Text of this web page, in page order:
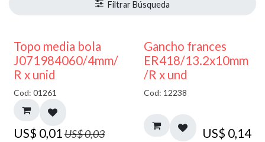
50% DESCUENTO
Topo media bola
J071984060/4mm/
R x unid
Cod: 01261
US$ 0,01US$0,03
AGOTADO
Gancho frances
ER418/13.2x10mm
/R x und
Cod: 12238
US$ 0,14